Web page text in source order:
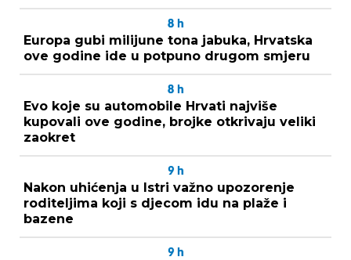
8 h
Europa gubi milijune tona jabuka, Hrvatska
ove godine ide u potpuno drugom smjeru
8 h
Evo koje su automobile Hrvati najviše
kupovali ove godine, brojke otkrivaju veliki
zaokret
9 h
Nakon uhićenja u Istri važno upozorenje
roditeljima koji s djecom idu na plaže i
bazene
9 h